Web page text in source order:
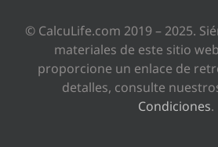
© CalcuLife.com 2019 – 2025.
materiales de este sitio
proporcione un enlace de
detalles, consulte
Condiciones.